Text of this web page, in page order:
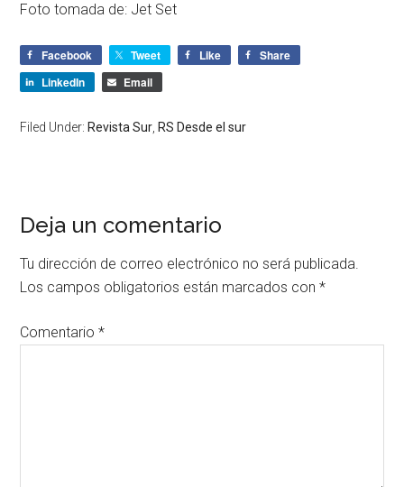
Foto tomada de: Jet Set
Facebook Tweet Like
Share
LinkedIn
Email
Filed Under: Revista Sur RS Desde el sur
Deja un comentario
Tu dirección de correo electrónico no será publicada.
Los campos obligatorios están marcados con*
Comentario*